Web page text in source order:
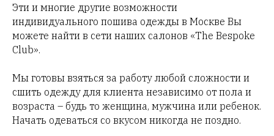
Эти и многие другие возможности
индивидуального пошива одежды в Москве Вы
можете найти в cети наших салонов «The Bespoke
Club».
Мы готовы взяться за работу любой сложности и
сшить одежду для клиента независимо от пола и
возраста – будь то женщина, мужчина или ребенок.
Начать одеваться со вкусом никогда не поздно.